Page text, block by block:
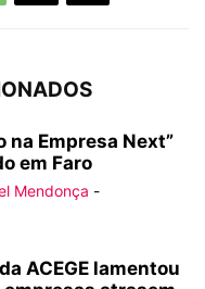
na Empresa Next”
em Faro
Mendonça -
ACEGE lamentou